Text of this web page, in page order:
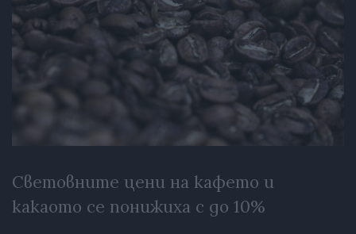
Световните цени на кафето и
какаото се понижиха с до 10%